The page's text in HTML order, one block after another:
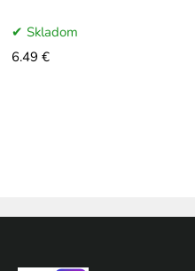
Skladom
6.49 €